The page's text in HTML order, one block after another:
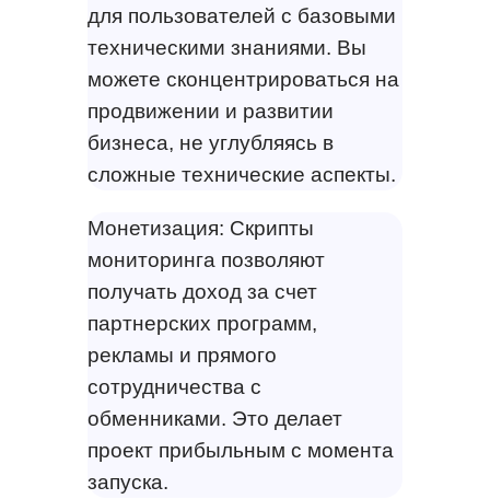
для пользователей с базовыми
техническими знаниями. Вы
можете сконцентрироваться на
продвижении и развитии
бизнеса, не углубляясь в
сложные технические аспекты.
Монетизация: Скрипты
мониторинга позволяют
получать доход за счет
партнерских программ,
рекламы и прямого
сотрудничества с
обменниками. Это делает
проект прибыльным с момента
запуска.